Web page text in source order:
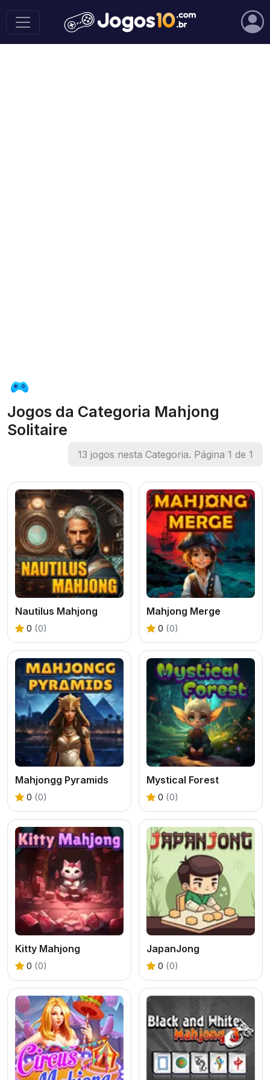
Jogos da Categoria Mahjong
Solitaire
13 jogos nesta Categoria. Página 1 de 1
Nautilus Mahjong
0 (0)
Mahjong Merge
0 (0)
Mahjongg Pyramids
0 (0)
Mystical Forest
0 (0)
Kitty Mahjong
0 (0)
JapanJong
0 (0)